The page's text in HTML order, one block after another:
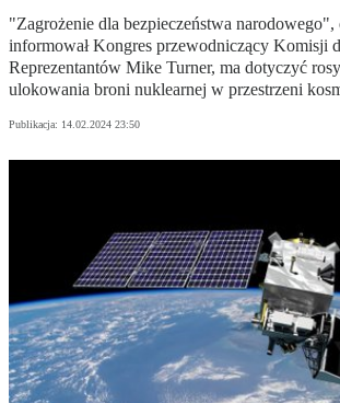
"Zagrożenie dla bezpieczeństwa
informował Kongres przewodniczący Komisji
Reprezentantów Mike Turner, ma dotyczyć
ulokowania broni nuklearnej w przestrzeni
Publikacja: 14.02.2024 23:50